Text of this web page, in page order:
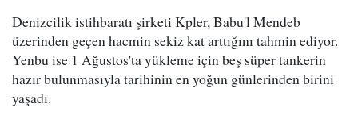
Denizcilik istihbaratı şirketi Kpler, Babu'l Mendeb
üzerinden geçen hacmin sekiz kat arttığını tahmin ediyor.
Yenbu ise 1 Ağustos'ta yükleme için beş süper tankerin
hazır bulunmasıyla tarihinin en yoğun günlerinden birini
yaşadı.